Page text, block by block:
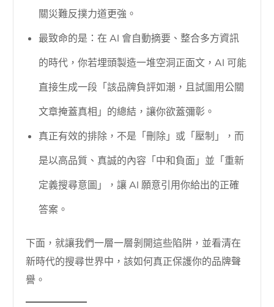
關災難反撲力道更強。
最致命的是：在 AI 會自動摘要、整合多方資訊
的時代，你若埋頭製造一堆空洞正面文，AI 可能
直接生成一段「該品牌負評如潮，且試圖用公關
文章掩蓋真相」的總結，讓你欲蓋彌彰。
真正有效的排除，不是「刪除」或「壓制」，而
是以高品質、真誠的內容「中和負面」並「重新
定義搜尋意圖」，讓 AI 願意引用你給出的正確
答案。
下面，就讓我們一層一層剝開這些陷阱，並看清在
新時代的搜尋世界中，該如何真正保護你的品牌聲
譽。